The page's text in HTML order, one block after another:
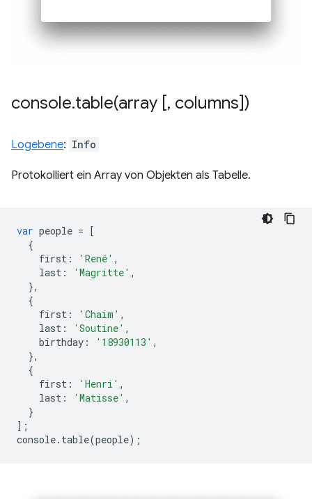
console.table(array [, columns])
Logebene: Info
Protokolliert ein Array von Objekten als Tabelle.
var people =
[
{
first : 'René' ,
last : 'Magritte' ,
},
{
first : 'Chaim' ,
last : 'Soutine' ,
birthday : '18930113' ,
},
{
first : 'Henri' ,
last : 'Matisse' ,
}
];
console. table(people);